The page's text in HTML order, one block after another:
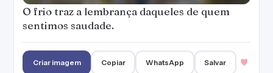
O frio traz a lembrança daqueles de quem
sentimos saudade.
Criar imagem Copiar WhatsApp Salvar